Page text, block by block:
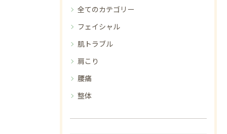
全てのカテゴリー
フェイシャル
肌トラブル
肩こり
腰痛
整体